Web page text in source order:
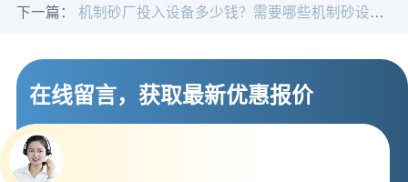
下一篇： 机制砂厂投入设备多少钱？需要哪些机制砂设备？
在线留言，获取最新优惠报价